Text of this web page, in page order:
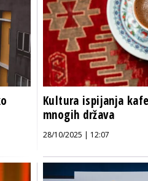
Kultura ispijanja
mnogih država
28/10/2025 | 12:07